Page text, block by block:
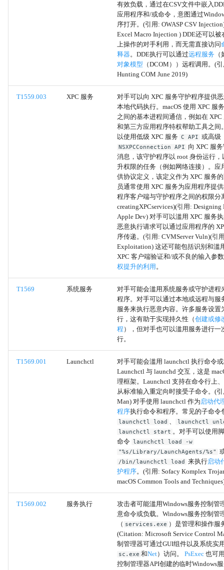
客户关系管理软件
Rundll32
有效负载，通过在CSV文件中嵌入
应用程序和/或命令，意图通过
序打开。(引用: OWASP CSV
Excel Macro Injection ) DDE还可以
上操作的对手利用，而无需直接访问
释器。DDE执行可以通过远程服务 （
对象模型 （DCOM））远程调用。(
Hunting COM June 2019)
T1559.003 XPC 服务
对手可以向 XPC 服务守护程序提供
本地代码执行。macOS 使用 XPC 服
之间的基本进程间通信，例如在
和第三方应用程序特权帮助工具之间
以使用低级 XPC 服务 C API 或高级
NSXPCConnection API
向 XPC 服
消息，该守护程序以 root 身份运行
升权限的任务（例如网络连接）。应
供协议定义，该定义作为 XPC 服务
员通常使用 XPC 服务为应用程序提
程序客户端与守护程序之间的权限分
creatingXPCservices)(引用: Designing
Apple Dev) 对手可以滥用 XPC 服务
恶意执行请求可以通过应用程序的
序传递。(引用: CVMServer Vuln)(引
Exploitation) 这还可能包括识别和滥
XPC 客户端验证和/或不良的输入参
权提升的利用 。
T1569 系统服务
对手可能会滥用系统服务或守护进程
程序。对手可以通过本地或远程与服
服务来执行恶意内容。许多服务设置
行，这有助于实现持久性（创建或修
程 ），但对手也可以滥用服务进行一
行。
T1569.001 Launchctl
对手可能会滥用 launchctl 执行命令
Launchctl 与 launchd 交互，这是
理框架。Launchctl 支持在命令行上
从标准输入重定向时接受子命令。(
Man) 对手使用 launchctl 作为 启动代
程序执行命令和程序。常见的子命令
launchctl load 、
launchctl
launchctl start 。对手可以使用
命令 launchctl load -w
"%s/Library/LaunchAgents/%s"
/bin/launchctl load 来执行启动
护程序。(引用: Sofacy Komplex
macOS Common Tools and
T1569.002 服务执行
攻击者可能滥用Windows服务控制管
意命令或负载。Windows服务控制管
（ services.exe ）是管理和操作服
(Citation: Microsoft Service Control
制管理器可通过GUI组件以及系统实
sc.exe 和Net）访问。PsExec 也可
控制管理器API创建的临时Windows